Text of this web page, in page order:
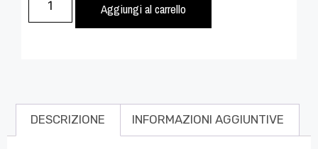
Aggiungi al carrello
DESCRIZIONE INFORMAZIONI AGGIUNTIVE